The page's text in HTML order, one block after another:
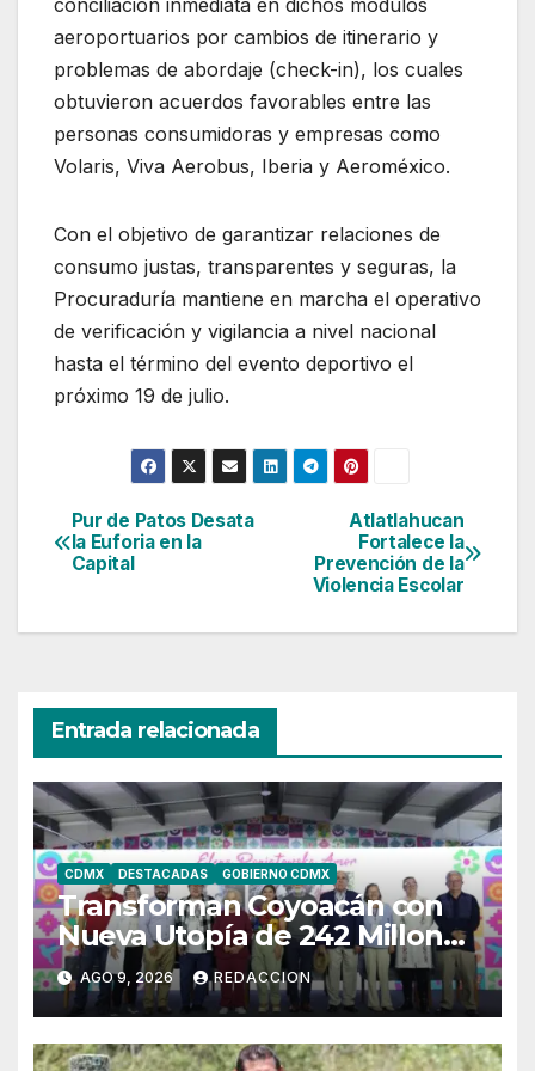
aeroportuarios por cambios de itinerario y
problemas de abordaje (check-in), los cuales
obtuvieron acuerdos favorables entre las
personas consumidoras y empresas como
Volaris, Viva Aerobus, Iberia y Aeroméxico.
Con el objetivo de garantizar relaciones de
consumo justas, transparentes y seguras, la
Procuraduría mantiene en marcha el operativo
de verificación y vigilancia a nivel nacional
hasta el término del evento deportivo el
próximo 19 de julio.
Navegación
de
entradas
Atlatlahucan
Fortalece la
Prevención de la
Violencia Escolar
Pur de Patos Desata
la Euforia en la
Capital
Entrada relacionada
CDMX DESTACADAS GOBIERNO CDMX
Transforman Coyoacán con
Nueva Utopía de 242 Millones
de Pesos
AGO 9, 2026 REDACCION